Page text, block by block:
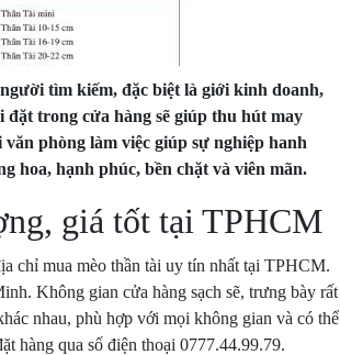
tìm kiếm, đặc biệt là giới kinh doanh,
trong cửa hàng sẽ giúp thu hút may
phòng làm việc giúp sự nghiệp hanh
hoa, hạnh phúc, bền chặt và viên mãn.
giá tốt tại TPHCM
chỉ mua mèo thần tài uy tín nhất tại TPHCM.
Không gian cửa hàng sạch sẽ, trưng bày rất
nhau, phù hợp với mọi không gian và có thể
hàng qua số điện thoại 0777.44.99.79.